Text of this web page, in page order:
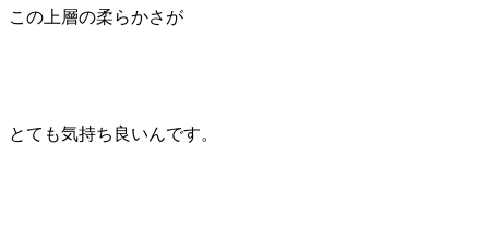
この上層の柔らかさが
とても気持ち良いんです。